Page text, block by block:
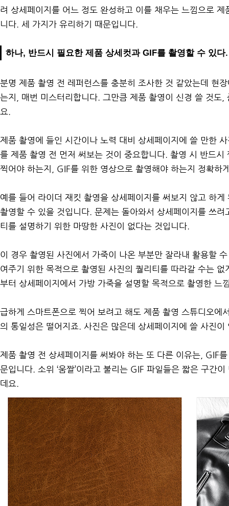
려 상세페이지를 어느 정도 완성하고 이를 채우는 느낌으로
니다. 세 가지가 유리하기 때문입니다.
하나, 반드시 필요한 제품 상세컷과 GIF를 촬영할 수 있다.
분명 제품 촬영 전 레퍼런스를 충분히 조사한 것 같았는데 현
는지, 매번 미스터리합니다. 그만큼 제품 촬영이 신경 쓸 것도
요.
제품 촬영에 들인 시간이나 노력 대비 상세페이지에 쓸 만한
를 제품 촬영 전 먼저 써보는 것이 중요합니다. 촬영 시 반드
찍어야 하는지, GIF를 위한 영상으로 촬영해야 하는지 정확하
예를 들어 라이더 재킷 촬영을 상세페이지를 써보지 않고 하
촬영할 수 있을 것입니다. 문제는 돌아와서 상세페이지를 쓰
티를 설명하기 위한 마땅한 사진이 없다는 것입니다.
이 경우 촬영된 사진에서 가죽이 나온 부분만 잘라내 활용할
여주기 위한 목적으로 촬영된 사진의 퀄리티를 따라갈 수는
부터 상세페이지에서 가방 가죽을 설명할 목적으로 촬영한 느
급하게 스마트폰으로 찍어 보려고 해도 제품 촬영 스튜디오에
의 통일성은 떨어지죠. 사진은 많은데 상세페이지에 쓸 사진
제품 촬영 전 상세페이지를 써봐야 하는 또 다른 이유는, GIF
문입니다. 소위 ‘움짤’이라고 불리는 GIF 파일들은 짧은 구간
데요.